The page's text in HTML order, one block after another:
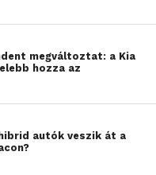
megváltoztat: a Kia
hozza az
autók veszik át a